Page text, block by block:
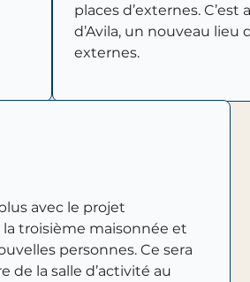
places d’externes. C’est
d’Avila, un nouveau lieu
externes.
avec le projet
la troisième maisonnée et
personnes. Ce sera
de la salle d’activité au